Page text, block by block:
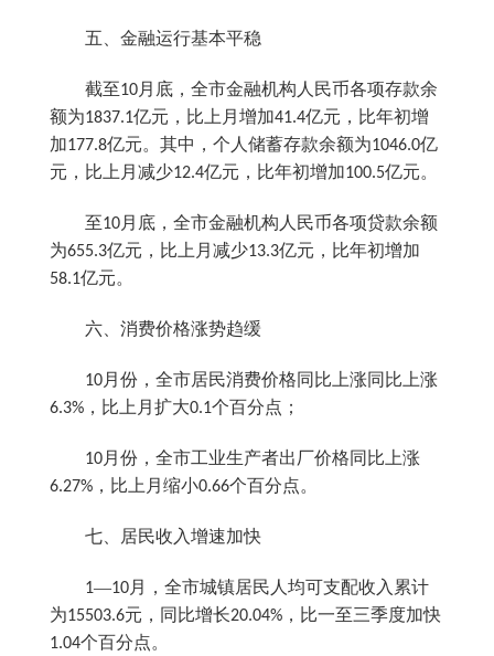
五、金融运行基本平稳
截至10月底，全市金融机构人民币各项存款余
额为1837.1亿元，比上月增加41.4亿元，比年初增
加177.8亿元。其中，个人储蓄存款余额为1046.0亿
元，比上月减少12.4亿元，比年初增加100.5亿元。
至10月底，全市金融机构人民币各项贷款余额
为655.3亿元，比上月减少13.3亿元，比年初增加
58.1亿元。
六、消费价格涨势趋缓
10月份，全市居民消费价格同比上涨同比上涨
6.3% ，比上月扩大0.1个百分点；
10月份，全市工业生产者出厂价格同比上涨
6.27% ，比上月缩小0.66个百分点。
七、居民收入增速加快
1—10月，全市城镇居民人均可支配收入累计
为15503.6元，同比增长20.04% ，比一至三季度加快
1.04个百分点。